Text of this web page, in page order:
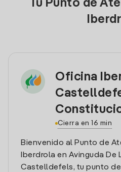
Tu Punto de
Oficina
Cierra en 16 min
Bienvenido al Punto de
Iberdrola en Avinguda De
Castelldefels, tu punto